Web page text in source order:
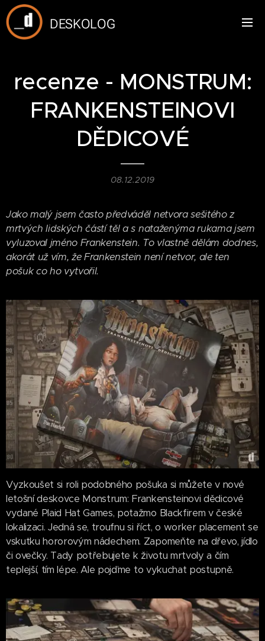
DESKOLOG
recenze - MONSTRUM:
FRANKENSTEINOVI
DĚDICOVÉ
08.12.2019
Jako malý jsem často předváděl netvora sešitého z
mrtvých lidských částí těl a s nataženýma rukama jsem
vyluzoval jméno Frankenstein. To vlastně dělám dodnes,
akorát už vím, že Frankenstein není netvor, ale ten
pošuk co ho vytvořil.
Vyzkoušet si roli podobného pošuka si můžete v nové
letošní deskovce Monstrum: Frankensteinovi dědicové
vydané Plaid Hat Games, potažmo Blackfirem v české
lokalizaci. Jedná se, troufnu si říct, o worker placement se
vskutku hororovým nádechem. Zapomeňte na dřevo, jídlo
či ovečky. Tady potřebujete k životu mrtvoly a čím
teplejší, tím lépe. Ale pojďme to vykuchat postupně.